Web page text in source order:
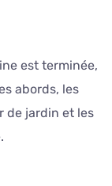
est terminée,
abords, les
de jardin et les